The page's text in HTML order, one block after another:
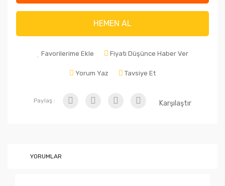
HEMEN AL
Favorilerime Ekle Fiyatı Düşünce Haber Ver
Yorum Yaz Tavsiye Et
Paylaş : Karşılaştır
YORUMLAR